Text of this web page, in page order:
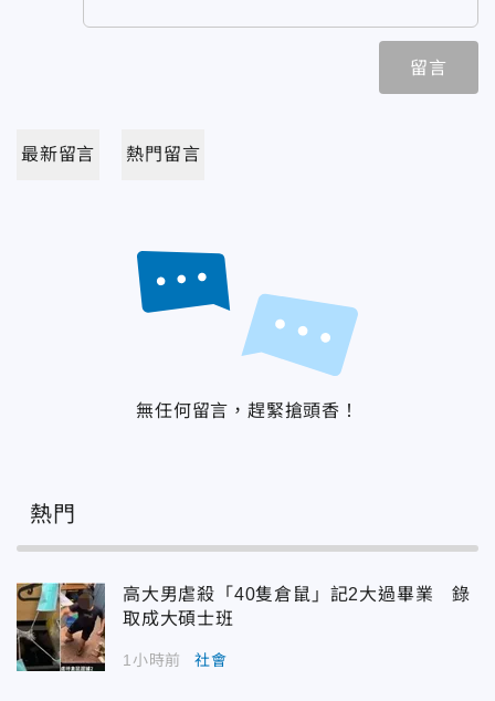
留言
最新留言 熱門留言
無任何留言，趕緊搶頭香！
熱門
高大男虐殺「40隻倉鼠」記2大過畢業 錄
取成大碩士班
1小時前 社會